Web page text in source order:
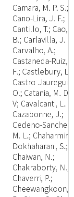
Camara, M. P. S.;
Cano-Lira, J. F.;
Cantillo, T.; Cao,
B.; Carlavilla, J.
Carvalho, A.;
Castaneda-Ruiz,
F.; Castlebury, L.;
Castro-Jauregui,
O.; Catania, M. D.,
V; Cavalcanti, L.
Cazabonne, J.;
Cedeno-Sanchez,
M. L.; Chaharmiri-
Dokhaharani, S.;
Chaiwan, N.;
Chakraborty, N.;
Chaverri, P.;
Cheewangkoon,